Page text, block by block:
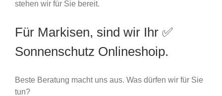
stehen wir für Sie bereit.
Für Markisen, sind wir Ihr ✅
Sonnenschutz Onlineshoip.
Beste Beratung macht uns aus. Was dürfen wir für Sie
tun?